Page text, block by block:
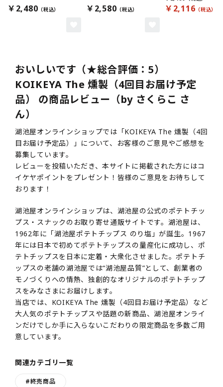
￥2,480 ￥2,580 ￥2,116
おいしいです（★総合評価：5）
KOIKEYA The 燻製（4回目お届け予定
品） の商品レビュー（by さくらこ さ
ん）
湖池屋オンラインショップでは「KOIKEYA The 燻製（4回
目お届け予定品）」について、お客様のご意見やご感想を
募集しています。
レビューを投稿いただき、本サイトに掲載された方にはコ
イケヤポイントをプレゼント！皆様のご意見をお待ちして
おります！
湖池屋オンラインショップは、湖池屋の公式のポテトチッ
プス・スナックのお取り寄せ通販サイトです。湖池屋は、
1962年に「湖池屋ポテトチップス のり塩」が誕生。1967
年には日本で初めてポテトチップスの量産化に成功し、ポ
テトチップスを日本に定着・大衆化させました。ポテトチ
ップスの老舗の湖池屋では“湖池屋品質”として、創業者の
モノづくりへの情熱、独創的なオリジナルのポテトチップ
スをみなさまにお届けします。
当店では、KOIKEYA The 燻製（4回目お届け予定品）など
大人気のポテトチップスや話題の新商品、湖池屋オンライ
ンだけでしか手に入らないこだわりの限定商品を多数ご用
意しています。
関連カテゴリ一覧
#終売商品